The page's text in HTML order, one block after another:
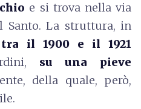
e si trova nella via
Santo. La struttura, in
il 1900 e il 1921
su una pieve
della quale, però,